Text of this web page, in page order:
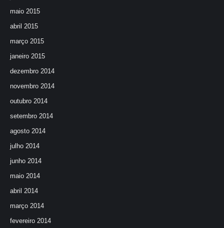
maio 2015
abril 2015
março 2015
janeiro 2015
dezembro 2014
novembro 2014
outubro 2014
setembro 2014
agosto 2014
julho 2014
junho 2014
maio 2014
abril 2014
março 2014
fevereiro 2014